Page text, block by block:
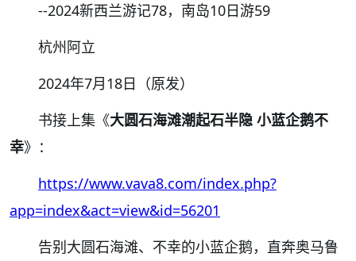
--2024新西兰游记78，南岛10日游59
杭州阿立
2024年7月18日（原发）
书接上集《大圆石海滩潮起石半隐 小蓝企鹅不
幸》：
https://www.vava8.com/index.php?
app=index&act=view&id=56201
告别大圆石海滩、不幸的小蓝企鹅，直奔奥马鲁